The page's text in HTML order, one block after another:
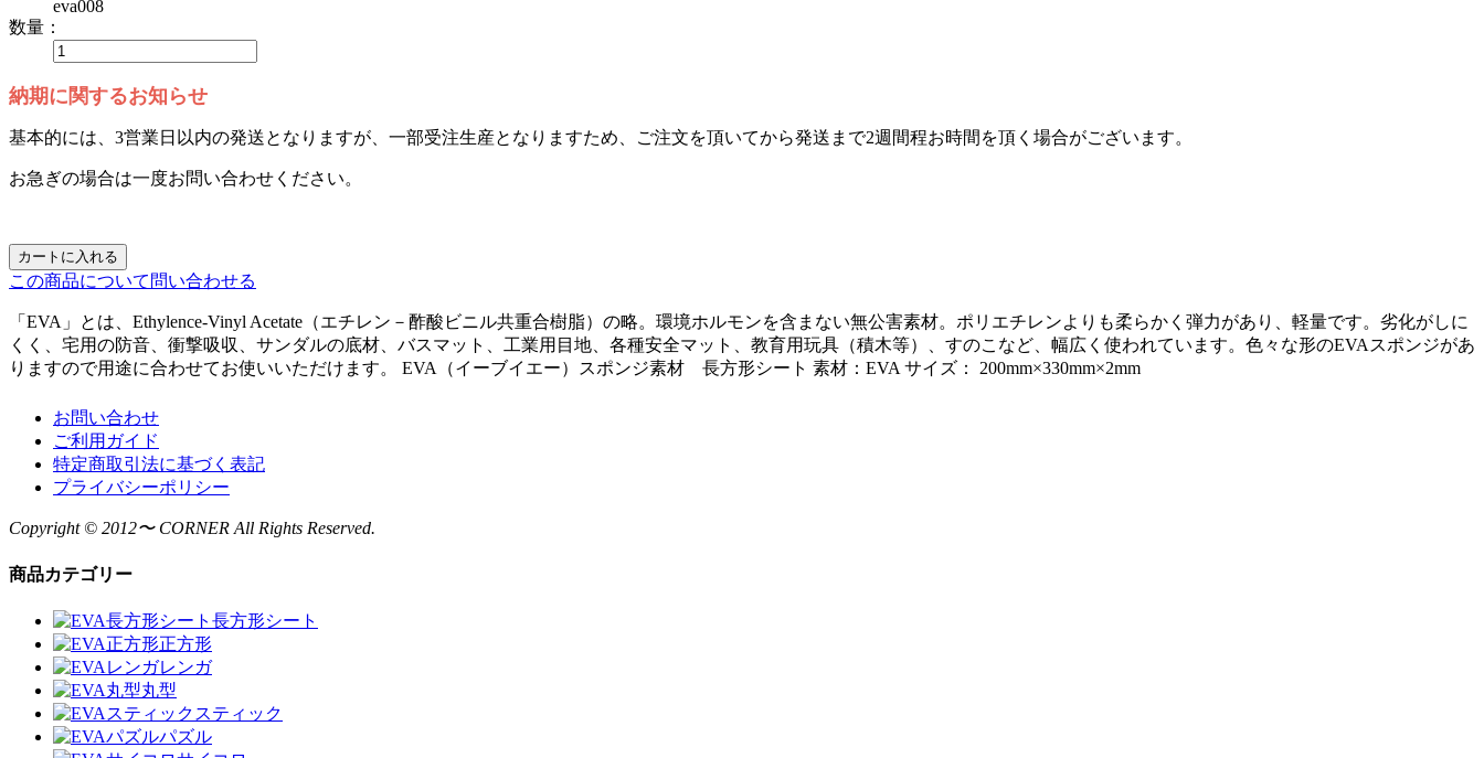
eva008
数量：
納期に関するお知らせ
基本的には、3営業日以内の発送となりますが、一部受注生産となりますため、ご注文を頂いてから発送まで2週間程お時間を頂く場合がございます。
お急ぎの場合は一度お問い合わせください。
カートに入れる
この商品について問い合わせる
「EVA」とは、Ethylence-Vinyl Acetate（エチレン－酢酸ビニル共重合樹脂）の略。環境ホルモンを含まない無公害素材。ポリエチレンよりも柔らかく弾力があり、軽量です。劣化がしに
くく、宅用の防音、衝撃吸収、サンダルの底材、バスマット、工業用目地、各種安全マット、教育用玩具（積木等）、すのこなど、幅広く使われています。色々な形のEVAスポンジがあ
りますので用途に合わせてお使いいただけます。 EVA（イーブイエー）スポンジ素材 長方形シート 素材：EVA サイズ： 200mm×330mm×2mm
お問い合わせ
ご利用ガイド
特定商取引法に基づく表記
プライバシーポリシー
Copyright © 2012〜 CORNER All Rights Reserved.
商品カテゴリー
長方形シート
正方形
レンガ
丸型
スティック
パズル